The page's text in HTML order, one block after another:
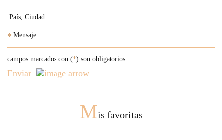
*
campos marcados con (*) son obligatorios
Enviar
Mis favoritas